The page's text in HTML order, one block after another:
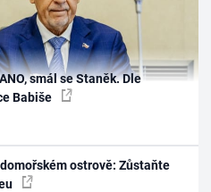
smál se Staněk. Dle
Babiše
ostrově: Zůstaňte